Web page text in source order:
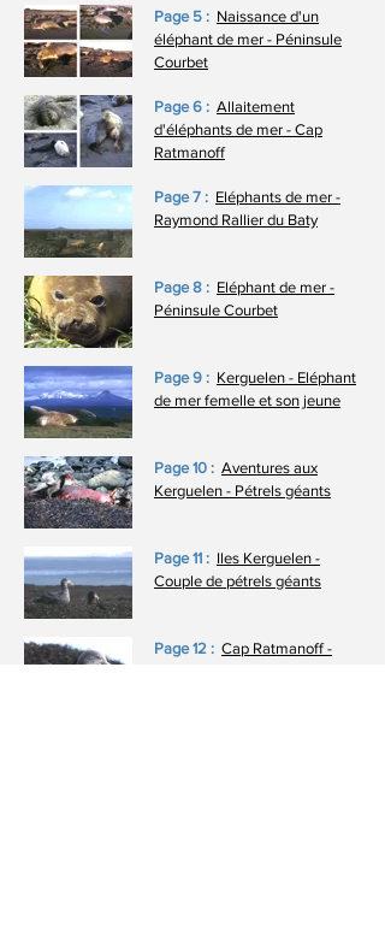
Page 5 : Naissance d'un
éléphant de mer - Péninsule
Courbet
Page 6 : Allaitement
d'éléphants de mer - Cap
Ratmanoff
Page 7 : Eléphants de mer -
Raymond Rallier du Baty
Page 8 : Eléphant de mer -
Péninsule Courbet
Page 9 : Kerguelen - Eléphant
de mer femelle et son jeune
Page 10 : Aventures aux
Kerguelen - Pétrels géants
Page 11 : Iles Kerguelen -
Couple de pétrels géants
Page 12 : Cap Ratmanoff -